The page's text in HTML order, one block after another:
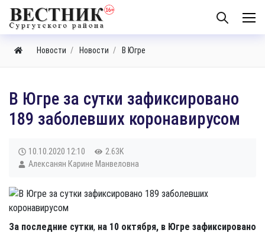
Новости Новости В Югре
В Югре за сутки зафиксировано
189 заболевших коронавирусом
10.10.2020 12:10
2.63K
Алексанян Карине Манвеловна
За последние сутки, на 10 октября, в Югре зафиксировано